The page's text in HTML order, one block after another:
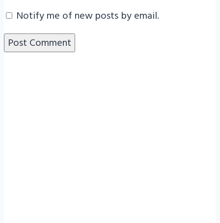
Notify me of new posts by email.